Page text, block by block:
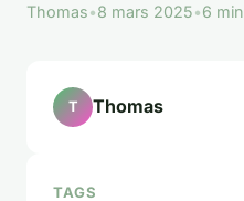
Thomas•8 mars 2025•6
T Thomas
TAGS